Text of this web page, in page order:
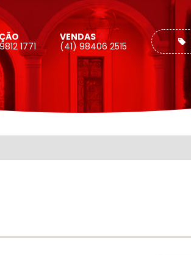
1771
VENDAS
(41) 98406 2515